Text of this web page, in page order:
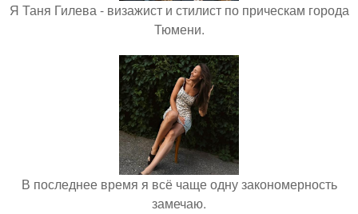
Я Таня Гилева - визажист и стилист по прическам города
Тюмени.
В последнее время я всё чаще одну закономерность
замечаю.